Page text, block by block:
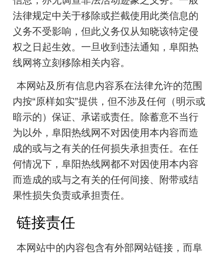
法律规定中关于移除或拦截使用此类信息的
义务不受影响，但此义务仅从知晓该特定侵
权之日起生效。一旦收到违法通知，阜阳热
线网将立刻移除相关内容。
本网站及所有信息内容系在法律允许的范围
内按“原样如实”提供，但不涉及任何（明示或
暗示的）保证、承诺或责任。除蓄意不当行
为以外，阜阳热线网不对因使用本内容而造
成的或与之有关的任何损失承担责任。在任
何情况下，阜阳热线网都不对因使用本内容
而造成的或与之有关的任何间接、附带或结
果性损失负责或承担责任。
链接责任
本网站中的内容包含有外部网站链接，而阜